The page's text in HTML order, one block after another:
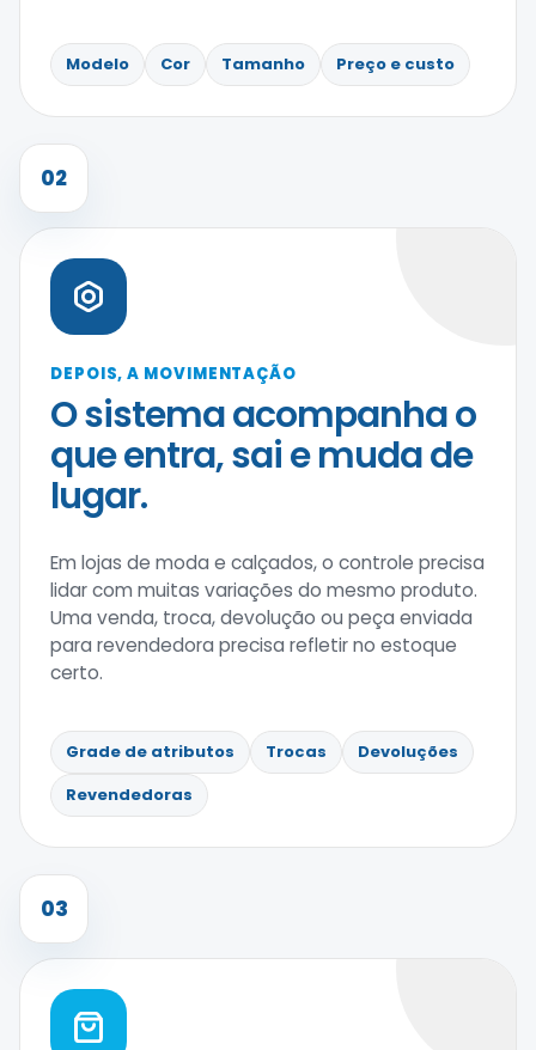
Modelo Cor Tamanho Preço e custo
02
DEPOIS, A MOVIMENTAÇÃO
O sistema acompanha o
que entra, sai e muda de
lugar.
Em lojas de moda e calçados, o controle precisa
lidar com muitas variações do mesmo produto.
Uma venda, troca, devolução ou peça enviada
para revendedora precisa refletir no estoque
certo.
Grade de atributos Trocas
Devoluções
Revendedoras
03